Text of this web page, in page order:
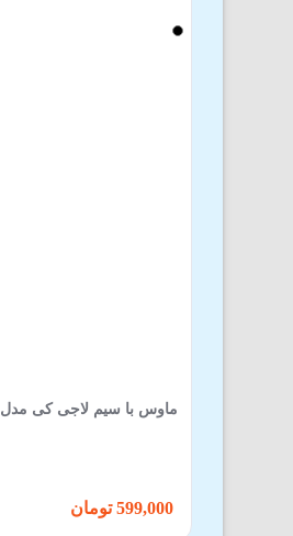
ماوس با سیم لاجی کی مدل Logikey M114